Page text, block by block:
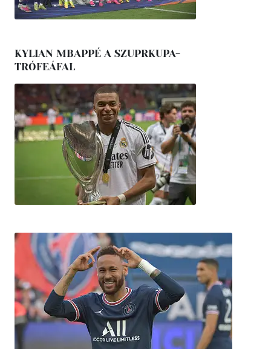
KYLIAN MBAPPÉ A SZUPRKUPA-
TRÓFEÁFAL